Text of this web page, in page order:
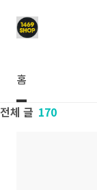
홈
전체 글 170